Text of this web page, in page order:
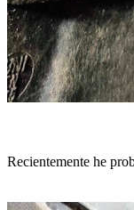
Recientemente he